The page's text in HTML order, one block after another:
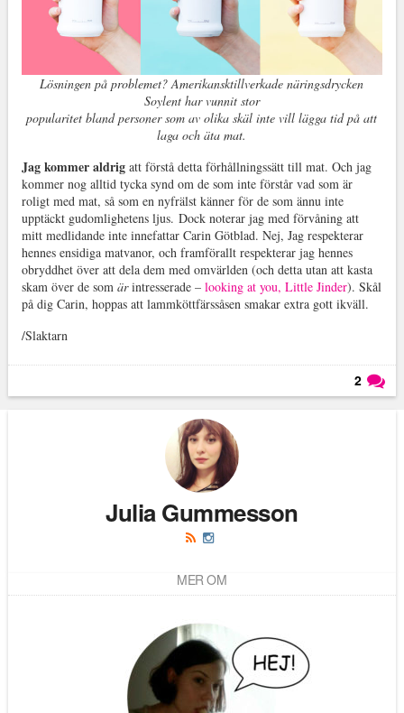
Lösningen på problemet? Amerikansktillverkade näringsdrycken
Soylent har vunnit stor
popularitetbland personer som av olika skäl inte vill lägga tid på att
laga och äta mat.
Jag kommer aldrigatt förstå detta förhållningssätt till mat. Och jag
kommer nog alltid tycka synd om de som inte förstår vad som är
roligt med mat, så som en nyfrälst känner för de som ännu inte
upptäckt gudomlighetens ljus. Dock noterar jag med förvåning att
mitt medlidande inte innefattar Carin Götblad. Nej, Jag respekterar
hennes ensidiga matvanor, och framförallt respekterar jag hennes
obryddhet över att dela dem med omvärlden (och detta utan att kasta
skam över de som ärintresserade – looking at you, Little Jinder). Skål
på dig Carin, hoppas att lammköttfärssåsen smakar extra gott ikväll.
/Slaktarn
2
Julia Gummesson
MER OM